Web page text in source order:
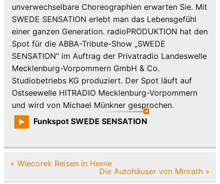
unverwechselbare Choreographien erwarten Sie. Mit
SWEDE SENSATION erlebt man das Lebensgefühl
einer ganzen Generation. radioPRODUKTION hat den
Spot für die ABBA-Tribute-Show „SWEDE
SENSATION“ im Auftrag der Privatradio Landeswelle
Mecklenburg-Vorpommern GmbH & Co.
Studiobetriebs KG produziert. Der Spot läuft auf
Ostseewelle HITRADIO Mecklenburg-Vorpommern
und wird von Michael Münkner gesprochen.
Funkspot SWEDE SENSATION
Beitragsnavigation
« Wiecorek Reisen in Herne
Die Autohäuser von Minrath »